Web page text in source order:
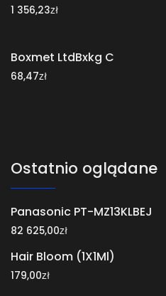
1 356,23zł
Boxmet LtdBxkg C
68,47zł
Ostatnio oglądane
Panasonic PT-MZ13KLBEJ
82 625,00zł
Hair Bloom (1X1Ml)
179,00zł